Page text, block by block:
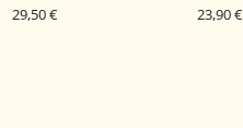
29,50 €
23,90 €